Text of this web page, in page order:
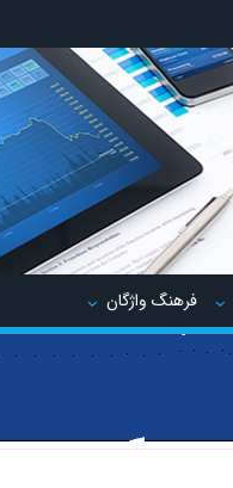
فرهنگ واژگان